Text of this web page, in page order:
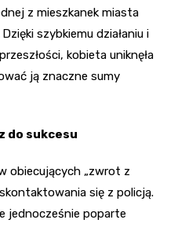
z mieszkanek miasta
szybkiemu działaniu i
kobieta uniknęła
ją znaczne sumy
do sukcesu
obiecujących „zwrot z
się z policją.
jednocześnie poparte